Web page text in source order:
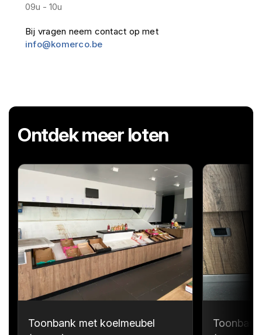
09u - 10u
Bij vragen neem contact op met
info@komerco.be
Ontdek meer loten
Toonbank met koelmeubel